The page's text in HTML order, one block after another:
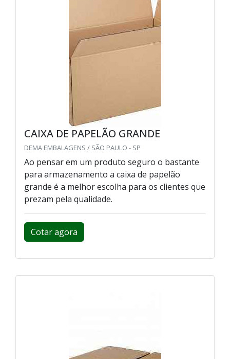
CAIXA DE PAPELÃO GRANDE
DEMA EMBALAGENS / SÃO PAULO - SP
Ao pensar em um produto seguro o bastante
para armazenamento a caixa de papelão
grande é a melhor escolha para os clientes que
prezam pela qualidade.
Cotar agora